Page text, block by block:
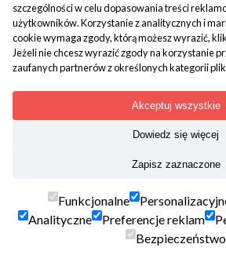
Pomaga w doprecyzowaniu intencji i
Manifestacja pisemna
Polega na tworzeniu opisu przyszłości
wydarzyła. Mocniejsza od zwykłego
emocje i wzmacnia etap „uwierzenia”.
Dziennik i zeszyt do
Regularne zapiski pomagają mierzyć
spójność energetyczną i
również ciśnienie energetyczne wokół
szczególności w celu dopasowania treści
użytkowników. Korzystanie z analitycznych i
cookie wymaga zgody, którą możesz wyrazić,
Jeżeli nie chcesz wyrazić zgody na korzystanie
zaufanych partnerów z określonych kategorii
można wycofać w każdym momencie poprzez
cookie. Możliwość edycji zgód cookie znajdziesz
przyciskiem "Edytuj zgody cookie".
przetwarzaniem Twoich danych osobowych.
przetwarzaniu Twoich danych osobowych
prywatności
Dowiedz się więcej
Zapisz zaznaczone
Akceptuj wszystkie
Funkcjonalne
Analityczne
Preferencje reklam
Bezpieczeństwo